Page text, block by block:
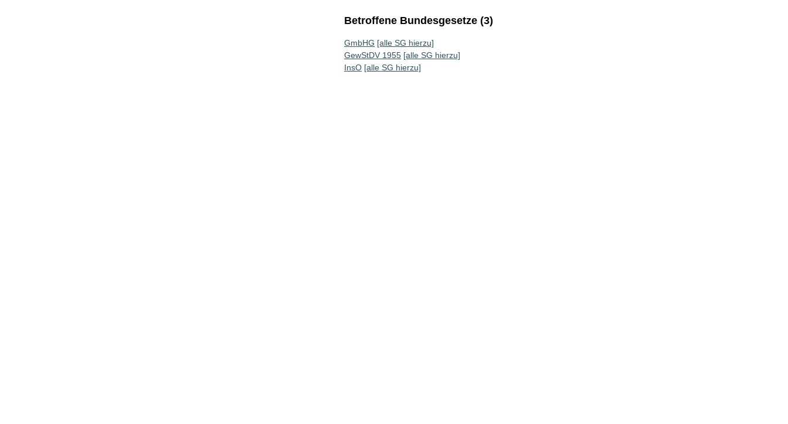
Betroffene Bundesgesetze (3)
GmbHG [alle SG hierzu]
GewStDV 1955 [alle SG hierzu]
InsO [alle SG hierzu]